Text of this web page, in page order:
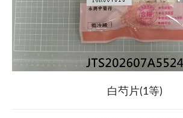
白芍片(1等)